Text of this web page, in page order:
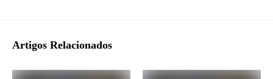
Artigos Relacionados